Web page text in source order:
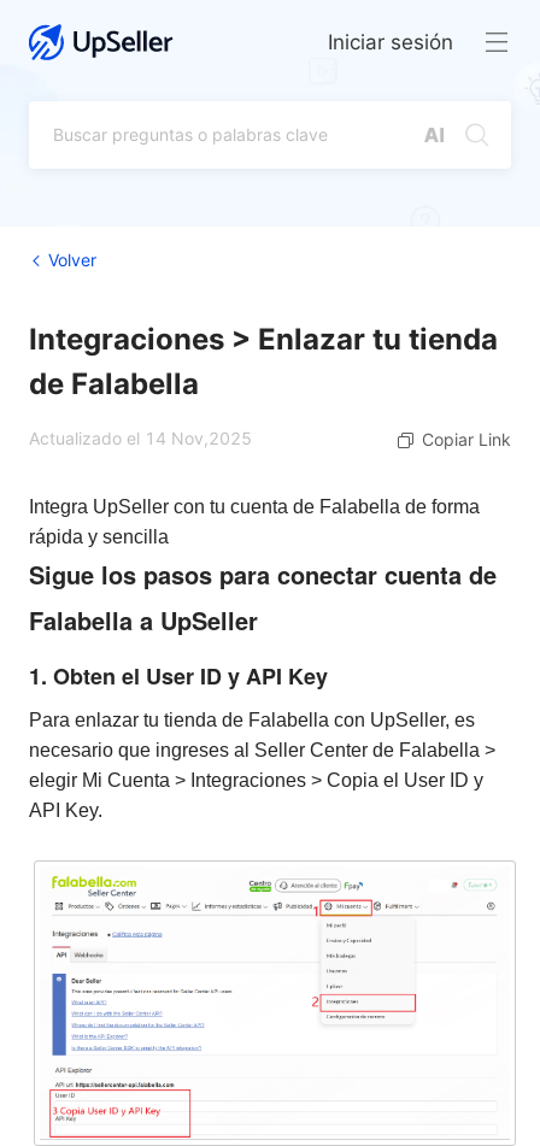
Iniciar sesión
Volver
Integraciones > Enlazar tu tienda
de Falabella
Actualizado el 14 Nov,2025 Copiar Link
Integra UpSeller con tu cuenta de Falabella de forma
rápida y sencilla
Sigue los pasos para conectar cuenta de
Falabella a UpSeller
1. Obten el User ID y API Key
Para enlazar tu tienda de Falabella con UpSeller, es
necesario que ingreses al Seller Center de Falabella >
elegir Mi Cuenta > Integraciones > Copia el User ID y
API Key.